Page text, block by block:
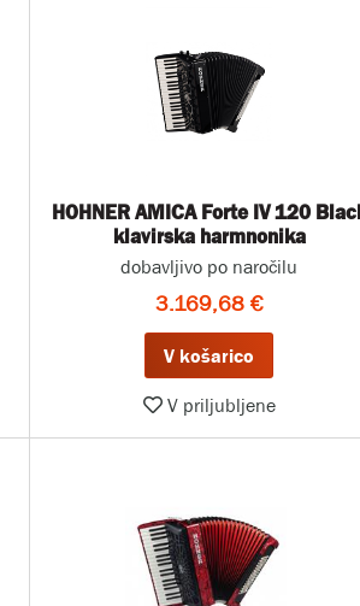
HOHNER AMICA Forte IV 120
klavirska harmnonika
dobavljivo po naročilu
3.169,68 €
V košarico
V priljubljene